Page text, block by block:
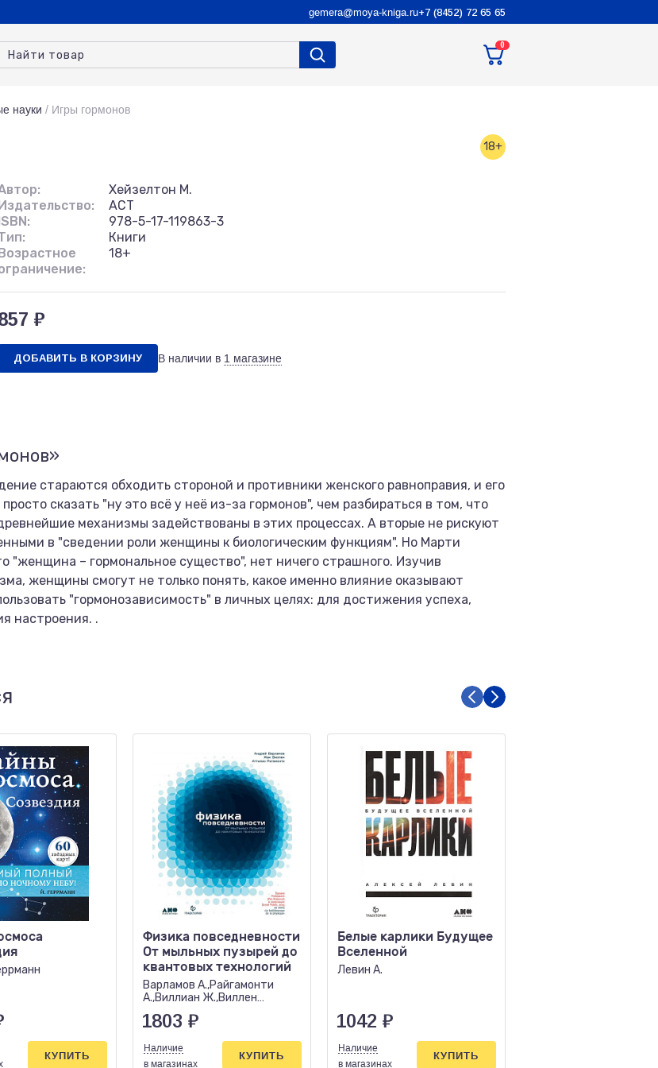
gemera@moya-kniga.ru+7 (8452) 72 65 65
0
науки / Игры гормонов
18+
Хейзелтон М.
АСТ
978-5-17-119863-3
Книги
18+
₽
ДОБАВИТЬ В КОРЗИНУ В наличии в 1 магазине
стараются обходить стороной и противники женского равноправия, и его
сказать "ну это всё у неё из-за гормонов", чем разбираться в том, что
механизмы задействованы в этих процессах. А вторые не рискуют
в "сведении роли женщины к биологическим функциям". Но Марти
"женщина – гормональное существо", нет ничего страшного. Изучив
женщины смогут не только понять, какое именно влияние оказывают
"гормонозависимость" в личных целях: для достижения успеха,
настроения. .
КУПИТЬ
Физика повседневности
От мыльных пузырей до
квантовых технологий
Варламов А.,Райгамонти
А.,Виллиан Ж.,Виллен
1803 ₽
Наличие
в магазинах
КУПИТЬ
Белые карлики Будущее
Вселенной
Левин А.
1042 ₽
Наличие
в магазинах
КУПИТЬ